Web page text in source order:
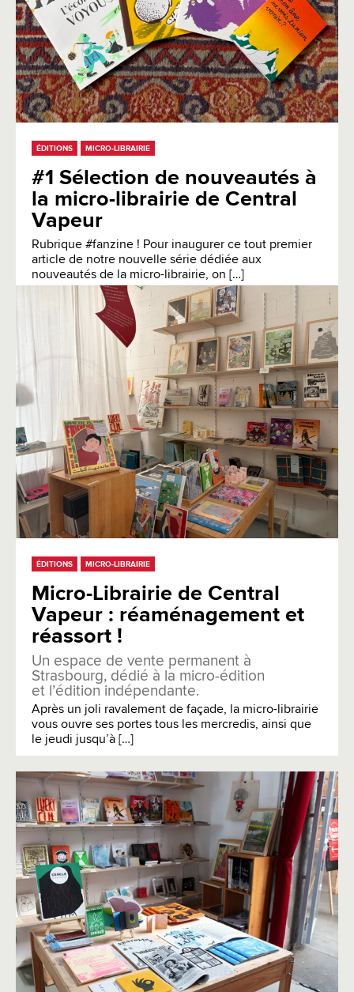
ÉDITIONS MICRO-LIBRAIRIE
#1 Sélection de nouveautés à
la micro-librairie de Central
Vapeur
Rubrique #fanzine ! Pour inaugurer ce tout premier
article de notre nouvelle série dédiée aux
nouveautés de la micro-librairie, on […]
ÉDITIONS MICRO-LIBRAIRIE
Micro-Librairie de Central
Vapeur : réaménagement et
réassort !
Un espace de vente permanent à
Strasbourg, dédié à la micro-édition
et l’édition indépendante.
Après un joli ravalement de façade, la micro-librairie
vous ouvre ses portes tous les mercredis, ainsi que
le jeudi jusqu’à […]